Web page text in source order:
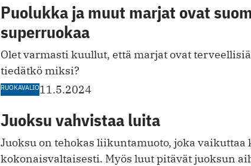
Puolukka ja muut marjat ovat
superruokaa
Olet varmasti kuullut, että marjat ovat
tiedätkö miksi?
RUOKAVALIO11.5.2024
Juoksu vahvistaa luita
Juoksu on tehokas liikuntamuoto, joka vaikuttaa
kokonaisvaltaisesti. Myös luut pitävät juoksun